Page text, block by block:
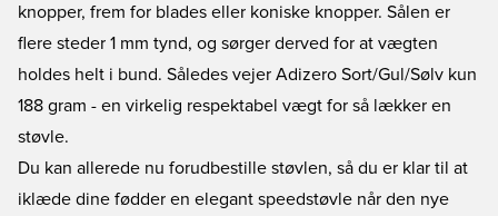
knopper, frem for blades eller koniske knopper. Sålen er
flere steder 1 mm tynd, og sørger derved for at vægten
holdes helt i bund. Således vejer Adizero Sort/Gul/Sølv kun
188 gram - en virkelig respektabel vægt for så lækker en
støvle.
Du kan allerede nu forudbestille støvlen, så du er klar til at
iklæde dine fødder en elegant speedstøvle når den nye